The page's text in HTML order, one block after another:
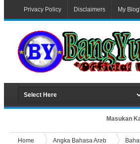
Privacy Policy Disclaimers My
Home Angka Bahasa Arab